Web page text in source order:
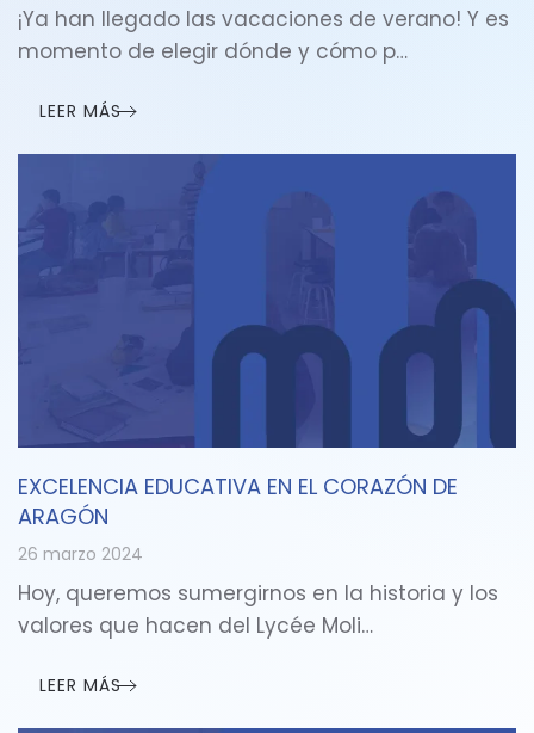
¡Ya han llegado las vacaciones de verano! Y es
momento de elegir dónde y cómo p…
LEER MÁS
EXCELENCIA EDUCATIVA EN EL CORAZÓN DE
ARAGÓN
26 marzo 2024
Hoy, queremos sumergirnos en la historia y los
valores que hacen del Lycée Moli…
LEER MÁS